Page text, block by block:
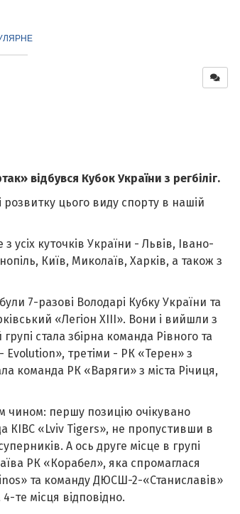
»відбувся Кубок України з регбіліг.
цього виду спорту в нашій
усіх куточків України - Львів, Івано-
Київ, Миколаїв, Харків, а також з
7-разові Володарі Кубку України та
«Легіон ХІІІ». Вони і вийшли з
стала збірна команда Рівного та
», третіми - РК «Терен»з
команда РК «Варяги»з міста Річиця,
чином: першу позицію очікувано
КІВС «Lviv Tigers», не пропустивши в
А ось друге місце в групі
РК «Корабел», яка спромаглася
»та команду ДЮСШ-2-«Станиславів»
те місця відповідно.